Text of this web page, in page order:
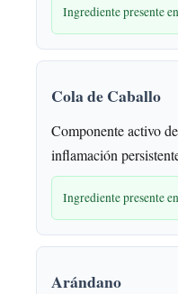
Ingrediente presente
Cola de Caballo
Componente activo
inflamación
Ingrediente presente
Arándano